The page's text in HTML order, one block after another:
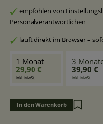
empfohlen von
Personalverantwortlichen
läuft direkt im Browser –
1 Monat
29,90 €
inkl. MwSt.
3
39,90 €
inkl. MwSt.
In den Warenkorb